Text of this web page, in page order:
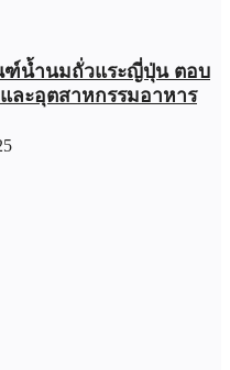
น้ำนมถั่วแระญี่ปุ่น ตอบ
และอุตสาหกรรมอาหาร